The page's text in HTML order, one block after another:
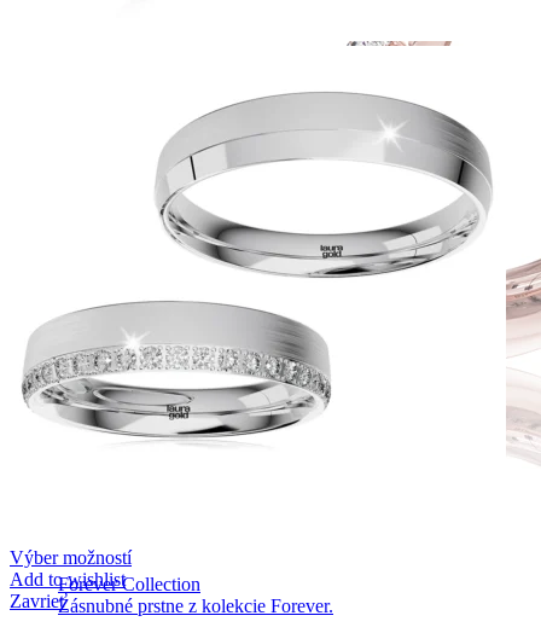
Forever Collection
Zásnubné prstne z kolekcie Forever.
Výber možností
Add to wishlist
Zavrieť